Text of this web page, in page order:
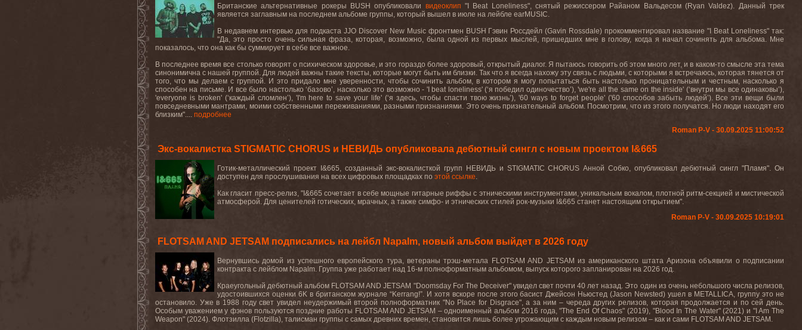
Британские альтернативные рокеры BUSH опубликовали видеоклип "I Beat Loneliness", снятый режиссером Райаном Вальдесом (Ryan Valdez). Данный трек
является заглавным на последнем альбоме группы, который вышел в июле на лейбле earMUSIC.
В недавнем интервью для подкаста JJO Discover New Music фронтмен BUSH Гэвин Россдейл (Gavin Rossdale) прокомментировал название " Beat Loneliness" так:
"Да, это просто очень сильная фраза, которая, возможно, была одной из первых мыслей, пришедших мне в голову, когда я начал сочинять для альбома. Мне
показалось, что она как бы суммирует в себе все важное.
В последнее время все столько говорят о психическом здоровье, и это гораздо более здоровый, открытый диалог. Я пытаюсь говорить об этом много лет, и в каком-то смысле эта тема
синонимична с нашей группой. Для людей важны такие тексты, которые могут быть им близки. Так что я всегда нахожу эту связь с людьми, с которыми я встречаюсь, которая тянется от
того, что мы делаем с группой. И это придало мне уверенности, чтобы сочинить альбом, в котором я могу попытаться быть настолько проницательным и честным, насколько я
способен на письме. И все было настолько ‘базово’, насколько это возможно - 'I beat loneliness' (‘я победил одиночество’), 'we're all the same on the inside' (‘внутри мы все одинаковы’),
'everyone is broken' (‘каждый сломлен’), 'I'm here to save your life' (‘я здесь, чтобы спасти твою жизнь’), '60 ways to forget people' ('60 способов забыть людей’). Все эти вещи были
повседневными мантрами, моими собственными переживаниями, разными признаниями. Это очень признательный альбом. Посмотрим, что из этого получатся. Но люди находят его
близким".... подробнее
Roman P-V - 30.09.2025 11:00:52
Экс-вокалистка STIGMATIC CHORUS и НЕВИДЬ опубликовала дебютный сингл с новым проектом I&665
Готик-металлический проект I&665, созданный экс-вокалисткой групп НЕВИДЬ и STIGMATIC CHORUS Анной Собко, опубликовал дебютный сингл "Пламя". Он
доступен для прослушивания на всех цифровых площадках по этой ссылке.
Как гласит пресс-релиз, "I&665 сочетает в себе мощные гитарные риффы с этническими инструментами, уникальным вокалом, плотной ритм-секцией и мистической
атмосферой. Для ценителей готических, мрачных, а также симфо- и этнических стилей рок-музыки I&665 станет настоящим открытием".
Roman P-V - 30.09.2025 10:19:01
FLOTSAM AND JETSAM подписались на лейбл Napalm, новый альбом выйдет в 2026 году
Вернувшись домой из успешного европейского тура, ветераны трэш-метала FLOTSAM AND JETSAM из американского штата Аризона объявили о подписании
контракта с лейблом Napalm. Группа уже работает над 16-м полноформатным альбомом, выпуск которого запланирован на 2026 год.
Краеугольный дебютный альбом FLOTSAM AND JETSAM "Doomsday For The Deceiver" увидел свет почти 40лет назад. Это один из очень небольшого числа релизов,
удостоившихся оценки 6 K в британском журнале “Kerrang!”. И хотя вскоре после этого басист Джейсон Ньюстед (Jason Newsted) ушел в METALLICA, группу это не
остановило. Уже в 1988 году свет увидел неудержимый второй полноформатник "No Place for Disgrace", а за ним – череда других релизов, которая продолжается и по сей день.
Особым уважением у фэнов пользуются поздние работы FLOTSAM AND JETSAM – одноименный альбом 2016 года, "The End Of Chaos" (2019), "Blood In The Water" (2021) и "I Am The
Weapon" (2024). Флотзилла (Flotzilla), талисман группы с самых древних времен, становится лишь более угрожающим с каждым новым релизом – как и сами FLOTSAM AND JETSAM .